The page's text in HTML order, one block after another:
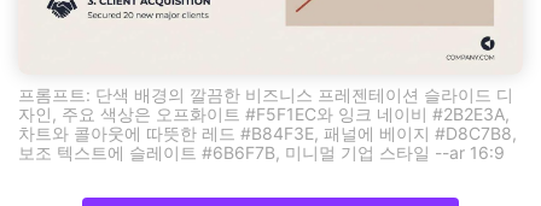
프롬프트: 단색 배경의 깔끔한 비즈니스 프레젠테이션 슬라이드 디
자인, 주요 색상은 오프화이트 #F5F1EC와 잉크 네이비 #2B2E3A,
차트와 콜아웃에 따뜻한 레드 #B84F3E, 패널에 베이지 #D8C7B8,
보조 텍스트에 슬레이트 #6B6F7B, 미니멀 기업 스타일 --ar 16:9